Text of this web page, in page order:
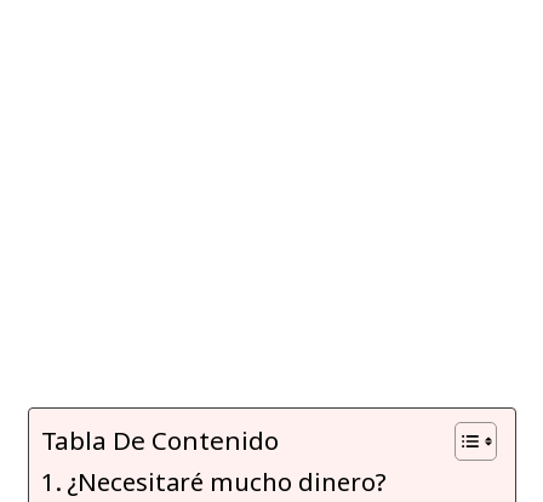
Tabla De Contenido
¿Necesitaré mucho dinero?